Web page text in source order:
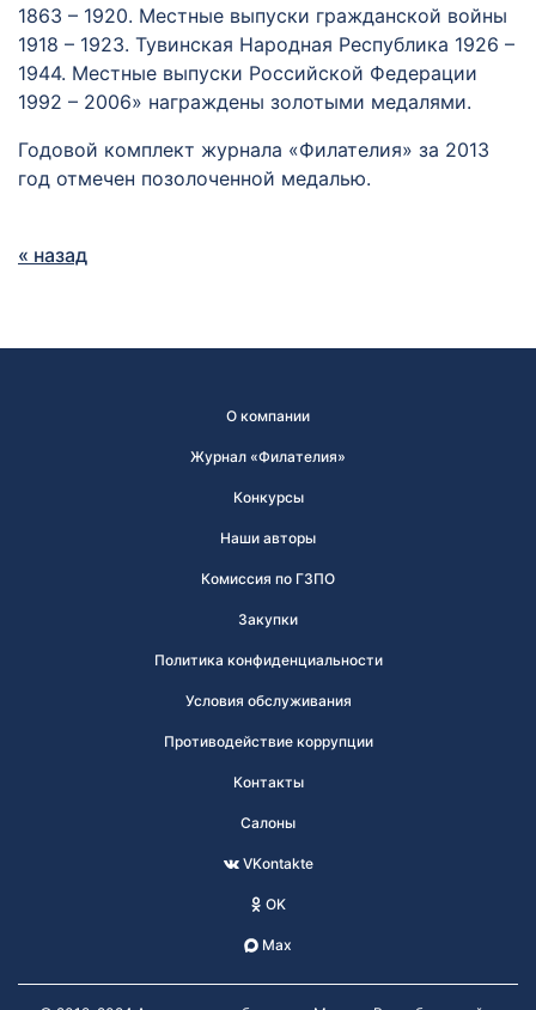
1863 – 1920. Местные выпуски гражданской войны
1918 – 1923. Тувинская Народная Республика 1926 –
1944. Местные выпуски Российской Федерации
1992 – 2006» награждены золотыми медалями.
Годовой комплект журнала «Филателия» за 2013
год отмечен позолоченной медалью.
« назад
О компании
Журнал «Филателия»
Конкурсы
Наши авторы
Комиссия по ГЗПО
Закупки
Политика конфиденциальности
Условия обслуживания
Противодействие коррупции
Контакты
Салоны
VKontakte
OK
Max